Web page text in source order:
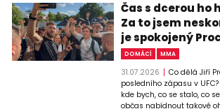
Čas s dcerou ho
Za to jsem
je spokojený
DOMÁCÍ MMA
31.07.2026
Co dělá Jiří
posledního zápasu v
kde bych, co se stalo, co
občas nabídnout takové